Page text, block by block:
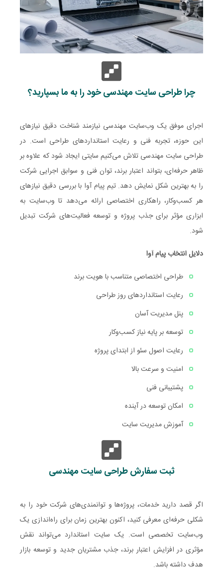
چرا طراحی سایت مهندسی خود را به ما بسپارید؟
اجرای موفق یک وب‌سایت مهندسی نیازمند شناخت دقیق نیازهای
این حوزه، تجربه فنی و رعایت استانداردهای طراحی است. در
طراحی سایت مهندسی تلاش می‌کنیم سایتی ایجاد شود که علاوه بر
ظاهر حرفه‌ای، بتواند اعتبار برند، توان فنی و سوابق اجرایی شرکت
را به بهترین شکل نمایش دهد. تیم پیام آوا با بررسی دقیق نیازهای
هر کسب‌وکار، راهکاری اختصاصی ارائه می‌دهد تا وب‌سایت به
ابزاری مؤثر برای جذب پروژه و توسعه فعالیت‌های شرکت تبدیل
شود.
دلایل انتخاب پیام آوا
طراحی اختصاصی متناسب با هویت برند
رعایت استانداردهای روز طراحی
پنل مدیریت آسان
توسعه بر پایه نیاز کسب‌وکار
رعایت اصول سئو از ابتدای پروژه
امنیت و سرعت بالا
پشتیبانی فنی
امکان توسعه در آینده
آموزش مدیریت سایت
ثبت سفارش طراحی سایت مهندسی
اگر قصد دارید خدمات، پروژه‌ها و توانمندی‌های شرکت خود را به
شکلی حرفه‌ای معرفی کنید، اکنون بهترین زمان برای راه‌اندازی یک
وب‌سایت تخصصی است. یک سایت استاندارد می‌تواند نقش
مؤثری در افزایش اعتبار برند، جذب مشتریان جدید و توسعه بازار
هدف داشته باشد.